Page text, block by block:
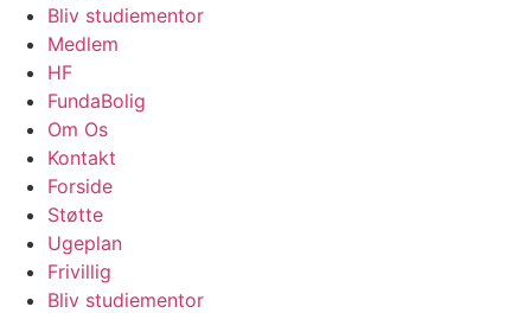
Bliv studiementor
Medlem
HF
FundaBolig
Om Os
Kontakt
Forside
Støtte
Ugeplan
Frivillig
Bliv studiementor